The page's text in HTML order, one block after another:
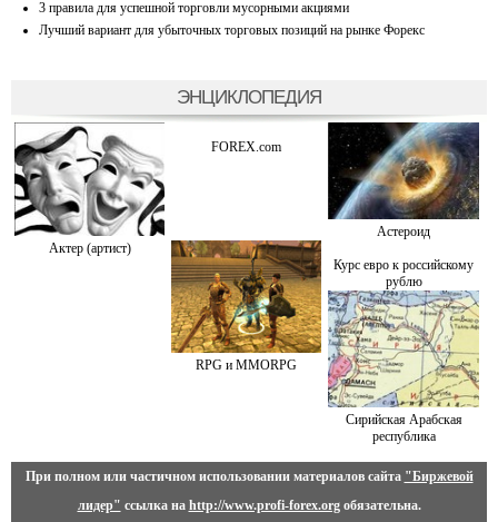
3 правила для успешной торговли мусорными акциями
Лучший вариант для убыточных торговых позиций на рынке Форекс
ЭНЦИКЛОПЕДИЯ
Актер (артист)
FOREX.com
Астероид
RPG и MMORPG
Курс евро к российскому
рублю
Сирийская Арабская
республика
При полном или частичном использовании материалов сайта "Биржевой
лидер" ссылка на http://www.profi-forex.orgобязательна.